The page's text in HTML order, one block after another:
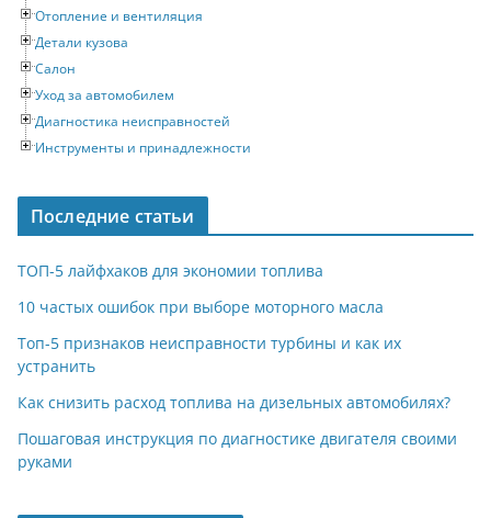
Отопление и вентиляция
Детали кузова
Салон
Уход за автомобилем
Диагностика неисправностей
Инструменты и принадлежности
Последние статьи
ТОП-5 лайфхаков для экономии топлива
10 частых ошибок при выборе моторного масла
Топ-5 признаков неисправности турбины и как их
устранить
Как снизить расход топлива на дизельных автомобилях?
Пошаговая инструкция по диагностике двигателя своими
руками